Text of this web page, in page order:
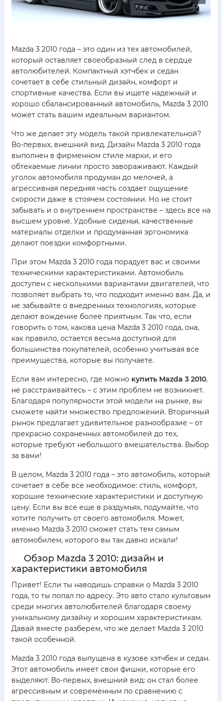
Mazda 3 2010 года – это один из тех автомобилей,
который оставляет своеобразный след в сердце
автолюбителей. Компактный хэтчбек и седан
сочетает в себе стильный дизайн, комфорт и
спортивные качества. Если вы ищете надежный и
хорошо сбалансированный автомобиль, Mazda 3 2010
может стать вашим идеальным вариантом.
Что же делает эту модель такой привлекательной?
Во-первых, внешний вид. Дизайн Mazda 3 2010 года
выполнен в фирменном стиле марки, и его
обтекаемые линии просто завораживают. Каждый
уголок автомобиля продуман до мелочей, а
агрессивная передняя часть создает ощущение
скорости даже в стоячем состоянии. Но не стоит
забывать и о внутреннем пространстве – здесь все на
высшем уровне. Удобные сиденья, качественные
материалы отделки и продуманная эргономика
делают поездки комфортными.
При этом Mazda 3 2010 года порадует вас и своими
техническими характеристиками. Автомобиль
доступен с несколькими вариантами двигателей, что
позволяет выбрать то, что подходит именно вам. Да, и
не забывайте о внедренных технологиях, которые
делают вождение более приятным. Так что, если
говорить о том, какова цена Mazda 3 2010 года, она,
как правило, остается весьма доступной для
большинства покупателей, особенно учитывая все
преимущества, которые вы получаете.
Если вам интересно, где можно купить Mazda 3 2010,
не расстраивайтесь – с этим проблем не возникнет.
Благодаря популярности этой модели на рынке, вы
сможете найти множество предложений. Вторичный
рынок предлагает удивительное разнообразие – от
прекрасно сохраненных автомобилей до тех,
которые требуют небольшого вмешательства. Выбор
за вами!
В целом, Mazda 3 2010 года – это автомобиль, который
сочетает в себе все необходимое: стиль, комфорт,
хорошие технические характеристики и доступную
цену. Если вы все еще в раздумьях, подумайте, что
хотите получить от своего автомобиля. Может,
именно Mazda 3 2010 сможет стать тем самым
автомобилем, которого вы так давно искали!
Обзор Mazda 3 2010: дизайн и
характеристики автомобиля
Привет! Если ты наводишь справки о Mazda 3 2010
года, то ты попал по адресу. Это авто стало культовым
среди многих автолюбителей благодаря своему
уникальному дизайну и хорошим характеристикам.
Давай вместе разберем, что же делает Mazda 3 2010
такой особенной.
Mazda 3 2010 года выпущена в кузове хэтчбек и седан.
Этот автомобиль имеет свои фишки, которые его
выделяют. Во-первых, внешний вид: он стал более
агрессивным и современным по сравнению с